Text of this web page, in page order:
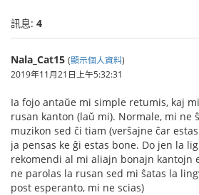
訊息: 4
Nala_Cat15 (顯示個人資料)
2019年11月21日上午5:32:31
Ia fojo antaŭe mi simple retumis, kaj
rusan kanton (laŭ mi). Normale, mi ne
muzikon sed ĉi tiam (verŝajne ĉar
ja pensas ke ĝi estas bone. Do jen la
rekomendi al mi aliajn bonajn kantojn
ne parolas la rusan sed mi ŝatas la
post esperanto, mi ne scias)